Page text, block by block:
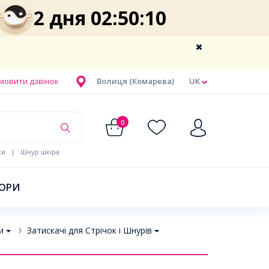
2 дня 02:50:09
UK
Волиця (Комарева)
дзвінок
0
| Шнур шкіра
Затискачі для Стрічок і Шнурів